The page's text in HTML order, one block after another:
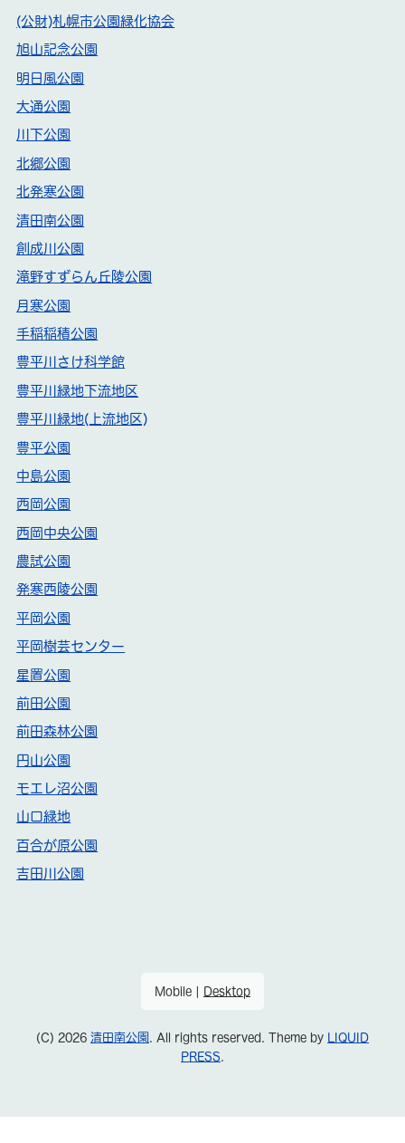
(公財)札幌市公園緑化協会
旭山記念公園
明日風公園
大通公園
川下公園
北郷公園
北発寒公園
清田南公園
創成川公園
滝野すずらん丘陵公園
月寒公園
手稲稲積公園
豊平川さけ科学館
豊平川緑地下流地区
豊平川緑地(上流地区)
豊平公園
中島公園
西岡公園
西岡中央公園
農試公園
発寒西陵公園
平岡公園
平岡樹芸センター
星置公園
前田公園
前田森林公園
円山公園
モエレ沼公園
山口緑地
百合が原公園
吉田川公園
Mobile | Desktop
(C) 2026 清田南公園. All rights reserved. Theme by LIQUID
PRESS.